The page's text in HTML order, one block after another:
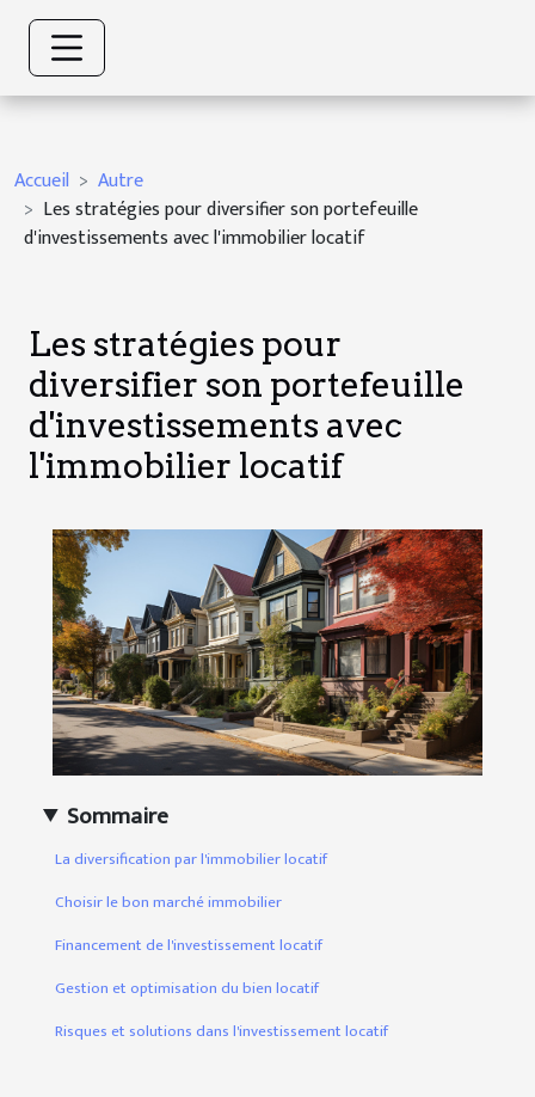
Accueil
Autre
Les stratégies pour diversifier son portefeuille
d'investissements avec l'immobilier locatif
Les stratégies pour
diversifier son portefeuille
d'investissements avec
l'immobilier locatif
Sommaire
La diversification par l'immobilier locatif
Choisir le bon marché immobilier
Financement de l'investissement locatif
Gestion et optimisation du bien locatif
Risques et solutions dans l'investissement locatif